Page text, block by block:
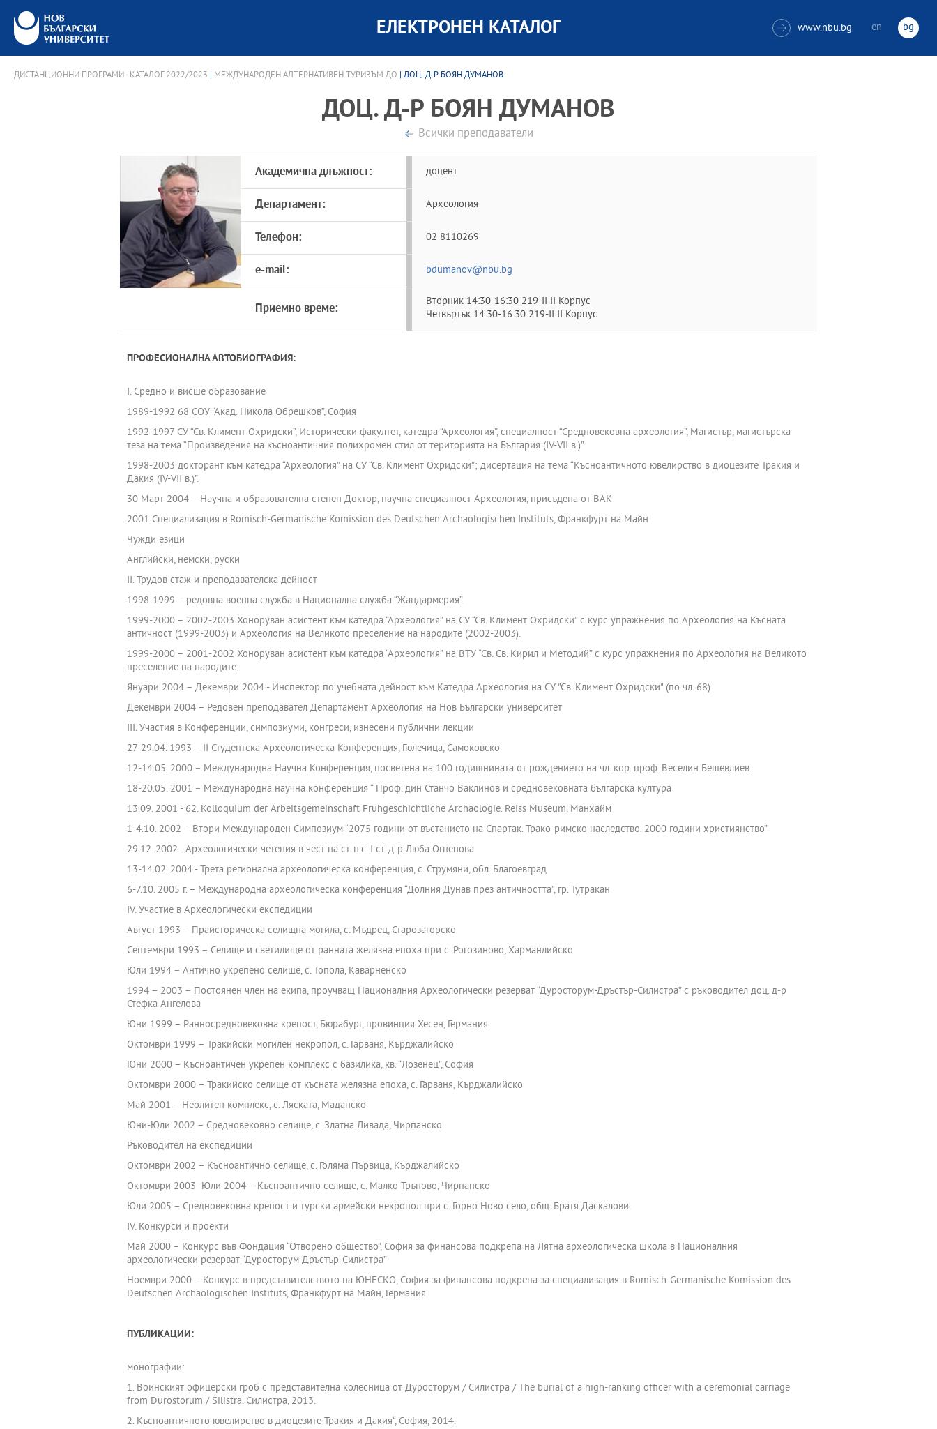
ЕЛЕКТРОНЕН КАТАЛОГ  www.nbu.bg en bg
ДИСТАНЦИОННИ ПРОГРАМИ - КАТАЛОГ 2022/2023 МЕЖДУНАРОДЕН АЛТЕРНАТИВЕН ТУРИЗЪМ ДО | ДОЦ. Д-Р БОЯН ДУМАНОВ
ДОЦ. Д-Р БОЯН ДУМАНОВ
Всички преподаватели
Академична длъжност: доцент
Департамент: Археология
Телефон: 02 8110269
e-mail: bdumanov@nbu.bg
Приемно време:
Вторник 14:30-16:30 219-II II Корпус
Четвъртък 14:30-16:30 219-II II Корпус
ПРОФЕСИОНАЛНА АВТОБИОГРАФИЯ:
І. Средно и висше образование
1989-1992 68 СОУ “Акад. Никола Обрешков”, София
1992-1997 СУ “Св. Климент Охридски”, Исторически факултет, катедра “Археология”, специалност “Средновековна археология”, Магистър, магистърска
теза на тема “Произведения на късноантичния полихромен стил от територията на България (ІV-VІІ в.)”
1998-2003 докторант към катедра “Археология” на СУ “Св. Климент Охридски”; дисертация на тема “Късноантичното ювелирство в диоцезите Тракия и
Дакия (ІV-VІІ в.)”.
30 Март 2004 – Научна и образователна степен Доктор, научна специалност Археология, присъдена от ВАК
2001 Специализация в Romisch-Germanische Komission des Deutschen Archaologischen Instituts, Франкфурт на Майн
Чужди езици
Английски, немски, руски
ІІ. Трудов стаж и преподавателска дейност
1998-1999 – редовна военна служба в Национална служба “Жандармерия”.
1999-2000 – 2002-2003 Хоноруван асистент към катедра “Археология” на СУ “Св. Климент Охридски” с курс упражнения по Археология на Късната
античност (1999-2003) и Археология на Великото преселение на народите (2002-2003).
1999-2000 – 2001-2002 Хоноруван асистент към катедра “Археология” на ВТУ “Св. Св. Кирил и Методий” с курс упражнения по Археология на Великото
преселение на народите.
Януари 2004 – Декември 2004 - Инспектор по учебната дейност към Катедра Археология на СУ "Св. Климент Охридски" (по чл. 68)
Декември 2004 – Редовен преподавател Департамент Археология на Нов Български университет
ІІІ. Участия в Конференции, симпозиуми, конгреси, изнесени публични лекции
27-29.04. 1993 – ІІ Студентска Археологическа Конференция, Гюлечица, Самоковско
12-14.05. 2000 – Международна Научна Конференция, посветена на 100 годишнината от рождението на чл. кор. проф. Веселин Бешевлиев
18-20.05. 2001 – Международна научна конференция “ Проф. дин Станчо Ваклинов и средновековната българска култура
13.09. 2001 - 62. Kolloquium der Arbeitsgemeinschaft Fruhgeschichtliche Archaologie. Reiss Museum, Манхайм
1-4.10. 2002 – Втори Международен Симпозиум “2075 години от въстанието на Спартак. Трако-римско наследство. 2000 години християнство”
29.12. 2002 - Археологически четения в чест на ст. н.с. І ст. д-р Люба Огненова
13-14.02. 2004 - Трета регионална археологическа конференция, с. Струмяни, обл. Благоевград
6-7.10. 2005 г. – Международна археологическа конференция “Долния Дунав през античността”, гр. Тутракан
ІV. Участие в Археологически експедиции
Август 1993 – Праисторическа селищна могила, с. Мъдрец, Старозагорско
Септември 1993 – Селище и светилище от ранната желязна епоха при с. Рогозиново, Харманлийско
Юли 1994 – Антично укрепено селище, с. Топола, Каварненско
1994 – 2003 – Постоянен член на екипа, проучващ Националния Археологически резерват “Дуросторум-Дръстър-Силистра” с ръководител доц. д-р
Стефка Ангелова
Юни 1999 – Ранносредновековна крепост, Бюрабург, провинция Хесен, Германия
Октомври 1999 – Тракийски могилен некропол, с. Гарваня, Кърджалийско
Юни 2000 – Късноантичен укрепен комплекс с базилика, кв. “Лозенец”, София
Октомври 2000 – Тракийско селище от късната желязна епоха, с. Гарваня, Кърджалийско
Май 2001 – Неолитен комплекс, с. Ляската, Маданско
Юни-Юли 2002 – Средновековно селище, с. Златна Ливада, Чирпанско
Ръководител на експедиции
Октомври 2002 – Късноантично селище, с. Голяма Първица, Кърджалийско
Октомври 2003 -Юли 2004 – Късноантично селище, с. Малко Тръново, Чирпанско
Юли 2005 – Средновековна крепост и турски армейски некропол при с. Горно Ново село, общ. Братя Даскалови.
ІV. Конкурси и проекти
Май 2000 – Конкурс във Фондация “Отворено общество”, София за финансова подкрепа на Лятна археологическа школа в Националния
археологически резерват “Дуросторум-Дръстър-Силистра”
Ноември 2000 – Конкурс в представителството на ЮНЕСКО, София за финансова подкрепа за специализация в Romisch-Germanische Komission des
Deutschen Archaologischen Instituts, Франкфурт на Майн, Германия
ПУБЛИКАЦИИ:
монографии:
1. Воинският офицерски гроб с представителна колесница от Дуросторум / Силистра / The burial of a high-ranking officer with a ceremonial carriage
from Durostorum / Silistra. Силистра, 2013.
2. Късноaнтичното ювелирство в диоцезите Тракия и Дакия“, София, 2014.